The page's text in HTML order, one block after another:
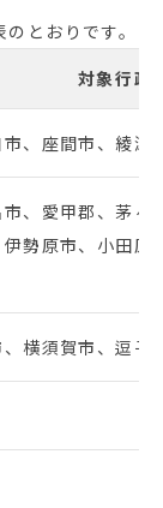
とおりです。
対象行政
、座間市、綾瀬
、愛甲郡、茅ヶ
勢原市、小田原
横須賀市、逗子